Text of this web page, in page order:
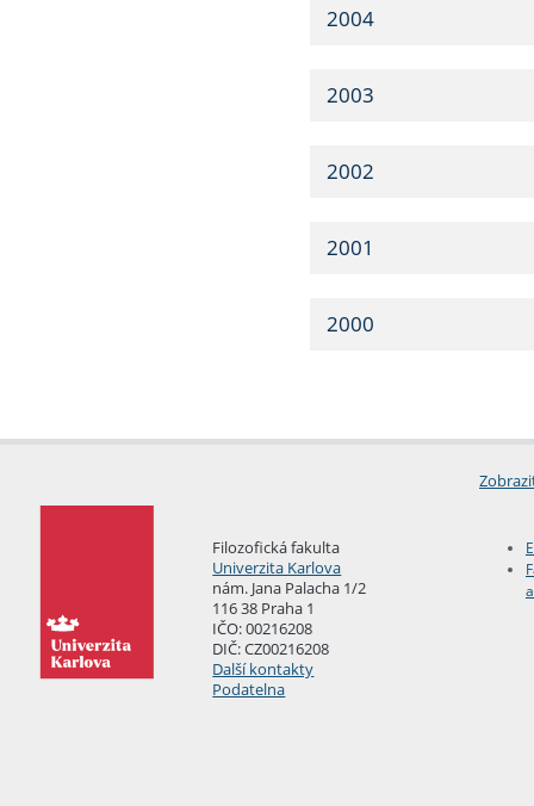
2004
2003
2002
2001
2000
Filozofická fakulta
Univerzita Karlova
nám. Jana Palacha 1/2
116 38 Praha 1
IČO: 00216208
DIČ: CZ00216208
Další kontakty
Podatelna